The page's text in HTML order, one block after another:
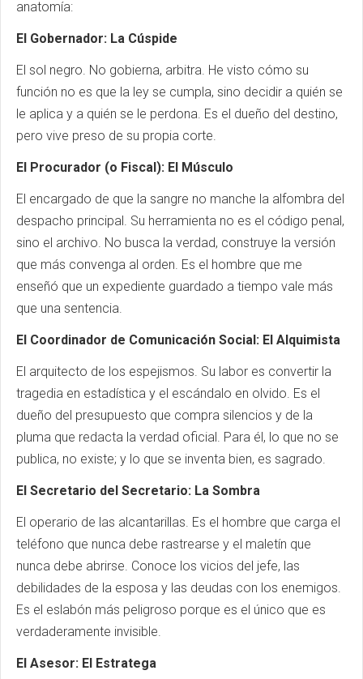
anatomía:
El Gobernador: La Cúspide
El sol negro. No gobierna, arbitra. He visto cómo su
función no es que la ley se cumpla, sino decidir a quién se
le aplica y a quién se le perdona. Es el dueño del destino,
pero vive preso de su propia corte.
El Procurador (o Fiscal): El Músculo
El encargado de que la sangre no manche la alfombra del
despacho principal. Su herramienta no es el código penal,
sino el archivo. No busca la verdad, construye la versión
que más convenga al orden. Es el hombre que me
enseñó que un expediente guardado a tiempo vale más
que una sentencia.
El Coordinador de Comunicación Social: El Alquimista
El arquitecto de los espejismos. Su labor es convertir la
tragedia en estadística y el escándalo en olvido. Es el
dueño del presupuesto que compra silencios y de la
pluma que redacta la verdad oficial. Para él, lo que no se
publica, no existe; y lo que se inventa bien, es sagrado.
El Secretario del Secretario: La Sombra
El operario de las alcantarillas. Es el hombre que carga el
teléfono que nunca debe rastrearse y el maletín que
nunca debe abrirse. Conoce los vicios del jefe, las
debilidades de la esposa y las deudas con los enemigos.
Es el eslabón más peligroso porque es el único que es
verdaderamente invisible.
El Asesor: El Estratega